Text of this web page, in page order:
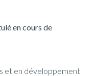
en cours de
et en développement